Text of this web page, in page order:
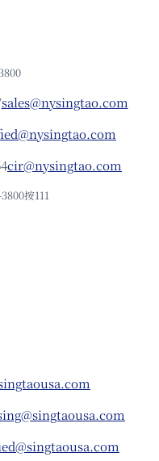
sales@nysingtao.com
cir@nysingtao.com
按111